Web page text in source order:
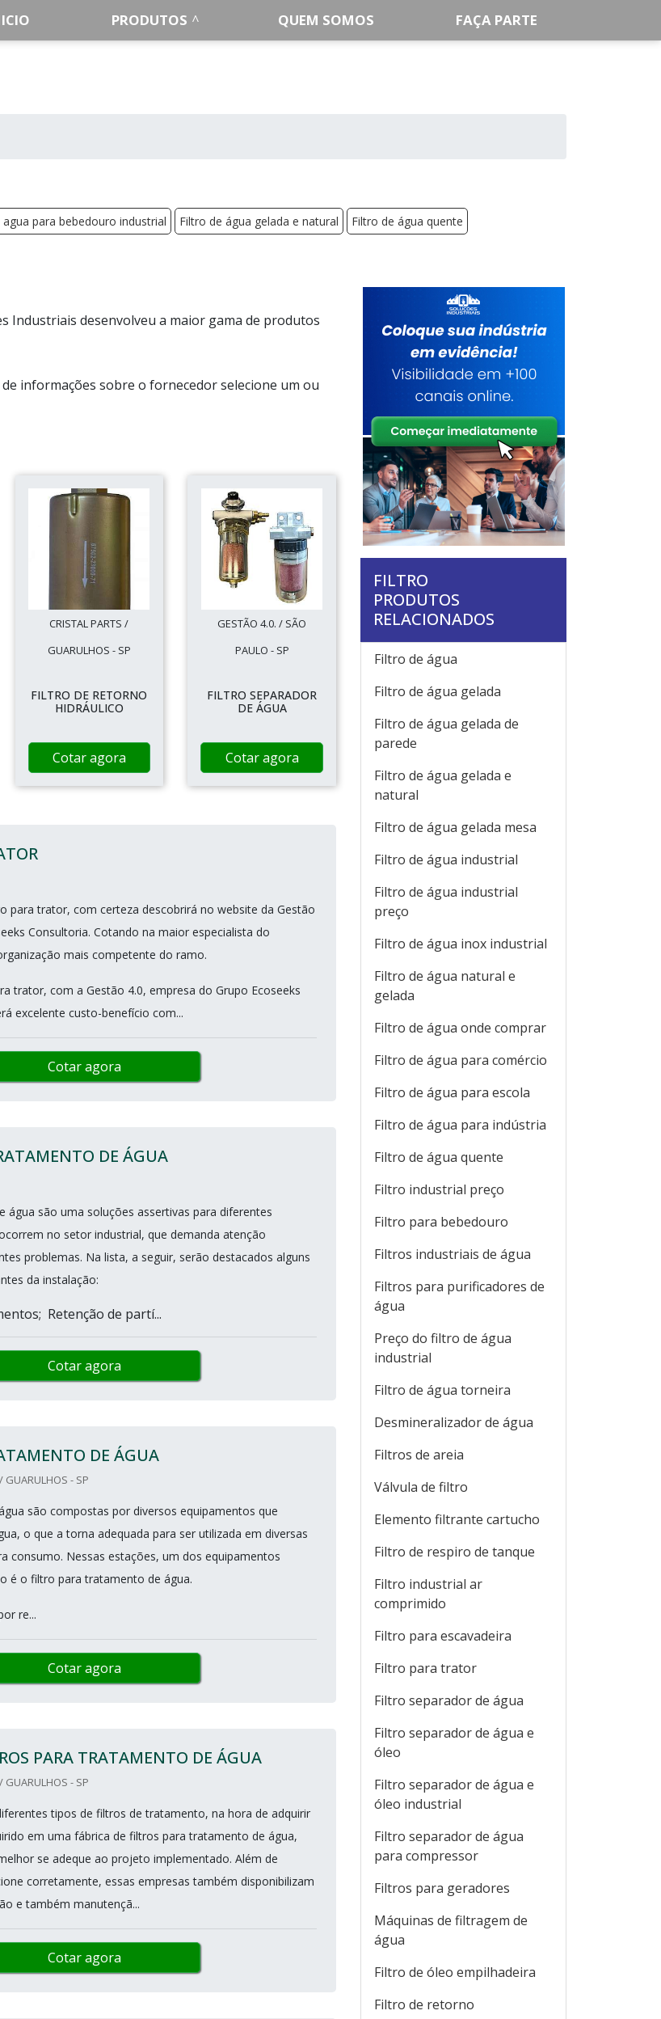
PRODUTOS QUEM SOMOS FAÇA PARTE
agua para bebedouro industrial Filtro de água gelada e natural Filtro de água quente
Industriais desenvolveu a maior gama de produtos
informações sobre o fornecedor selecione um ou
CRISTAL PARTS /
GUARULHOS - SP
FILTRO DE RETORNO
HIDRÁULICO
Cotar agora
GESTÃO 4.0. / SÃO
PAULO - SP
FILTRO SEPARADOR
DE ÁGUA
Cotar agora
para trator, com certeza descobrirá no website da Gestão
Consultoria. Cotando na maior especialista do
mais competente do ramo.
trator, com a Gestão 4.0, empresa do Grupo Ecoseeks
excelente custo-benefício com...
Cotar agora
DE ÁGUA
água são uma soluções assertivas para diferentes
no setor industrial, que demanda atenção
problemas. Na lista, a seguir, serão destacados alguns
da instalação:
Retenção de partí...
Cotar agora
DE ÁGUA
GUARULHOS - SP
são compostas por diversos equipamentos que
o que a torna adequada para ser utilizada em diversas
consumo. Nessas estações, um dos equipamentos
é o filtro para tratamento de água.
re...
Cotar agora
PARA TRATAMENTO DE ÁGUA
GUARULHOS - SP
tipos de filtros de tratamento, na hora de adquirir
em uma fábrica de filtros para tratamento de água,
se adeque ao projeto implementado. Além de
corretamente, essas empresas também disponibilizam
e também manutençã...
Cotar agora
FILTRO
PRODUTOS
RELACIONADOS
Filtro de água
Filtro de água gelada
Filtro de água gelada de
parede
Filtro de água gelada e
natural
Filtro de água gelada mesa
Filtro de água industrial
Filtro de água industrial
preço
Filtro de água inox industrial
Filtro de água natural e
gelada
Filtro de água onde comprar
Filtro de água para comércio
Filtro de água para escola
Filtro de água para indústria
Filtro de água quente
Filtro industrial preço
Filtro para bebedouro
Filtros industriais de água
Filtros para purificadores de
água
Preço do filtro de água
industrial
Filtro de água torneira
Desmineralizador de água
Filtros de areia
Válvula de filtro
Elemento filtrante cartucho
Filtro de respiro de tanque
Filtro industrial ar
comprimido
Filtro para escavadeira
Filtro para trator
Filtro separador de água
Filtro separador de água e
óleo
Filtro separador de água e
óleo industrial
Filtro separador de água
para compressor
Filtros para geradores
Máquinas de filtragem de
água
Filtro de óleo empilhadeira
Filtro de retorno